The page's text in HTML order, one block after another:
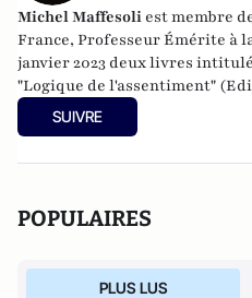
Michel Maffesoli est membre
France, Professeur Émérite à
janvier 2023 deux livres
"Logique de l'assentiment"
également l'auteur de livres
2017), "Êtres postmoderne" ( Ed
SUIVRE
POPULAIRES
PLUS LUS